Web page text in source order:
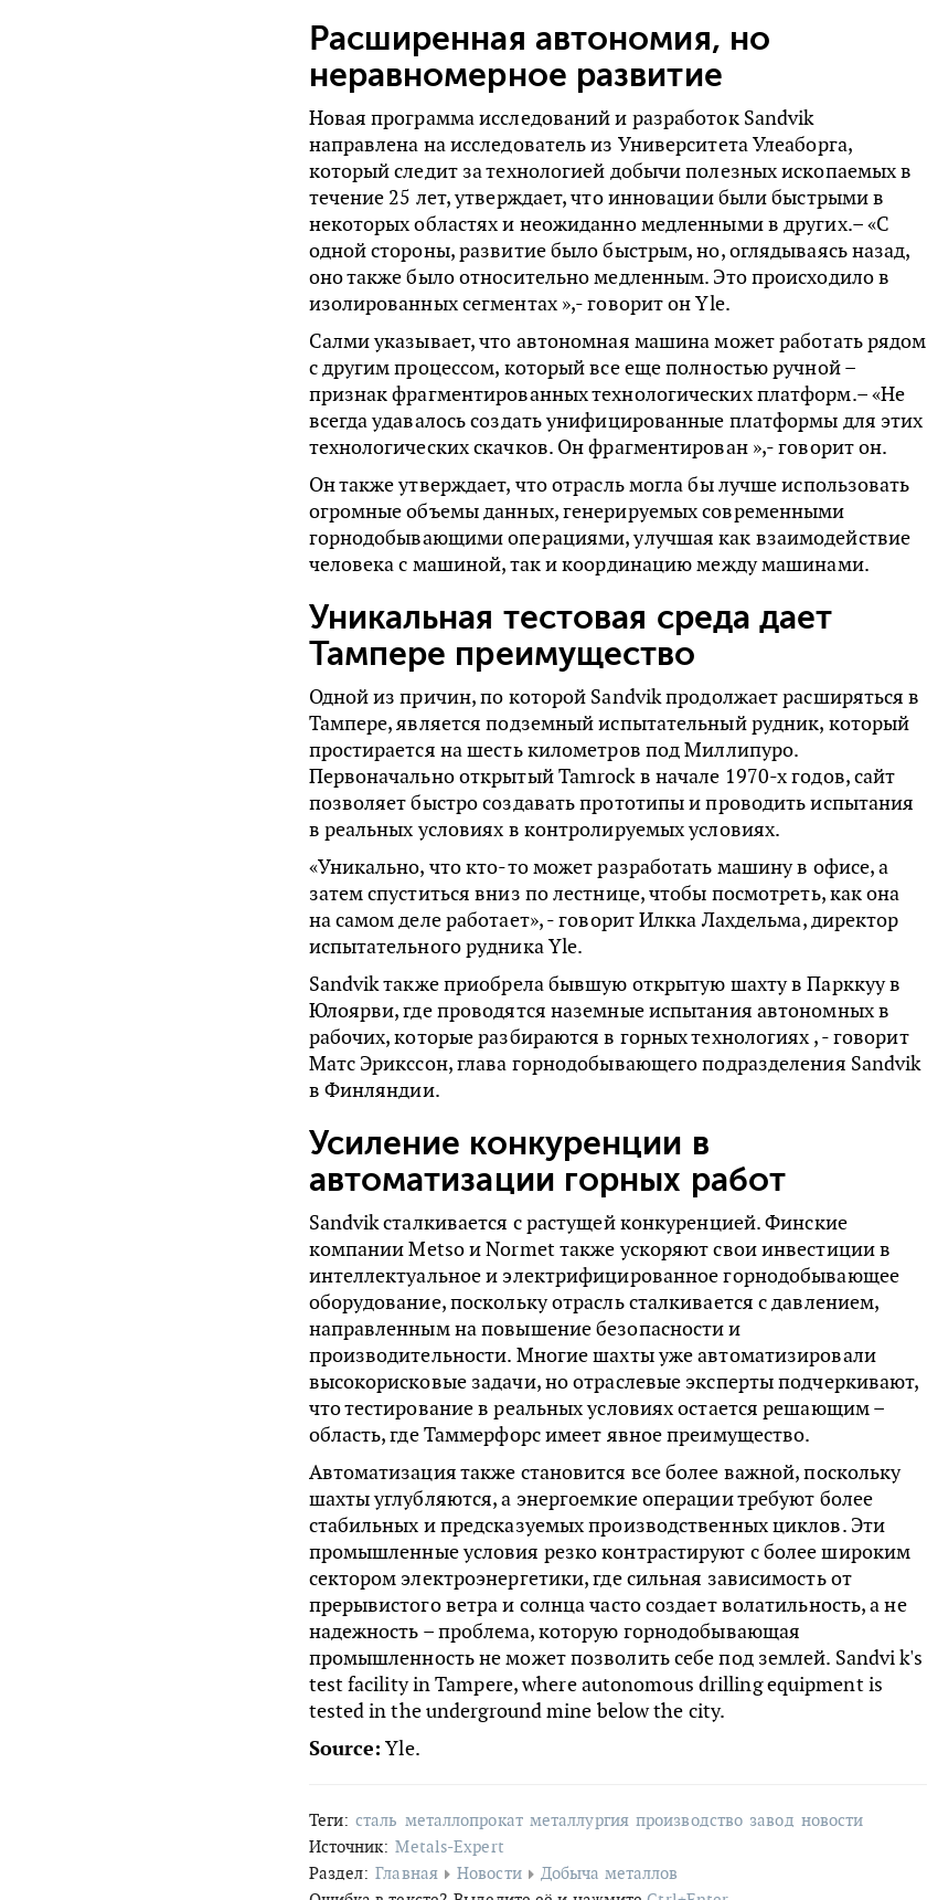
Расширенная автономия, но
неравномерное развитие
Новая программа исследований и разработок Sandvik
направлена на исследователь из Университета Улеаборга,
который следит за технологией добычи полезных ископаемых в
течение 25 лет, утверждает, что инновации были быстрыми в
некоторых областях и неожиданно медленными в других.– «С
одной стороны, развитие было быстрым, но, оглядываясь назад,
оно также было относительно медленным. Это происходило в
изолированных сегментах »,- говорит он Yle.
Салми указывает, что автономная машина может работать рядом
с другим процессом, который все еще полностью ручной –
признак фрагментированных технологических платформ.– «Не
всегда удавалось создать унифицированные платформы для этих
технологических скачков. Он фрагментирован »,- говорит он.
Он также утверждает, что отрасль могла бы лучше использовать
огромные объемы данных, генерируемых современными
горнодобывающими операциями, улучшая как взаимодействие
человека с машиной, так и координацию между машинами.
Уникальная тестовая среда дает
Тампере преимущество
Одной из причин, по которой Sandvik продолжает расширяться в
Тампере, является подземный испытательный рудник, который
простирается на шесть километров под Миллипуро.
Первоначально открытый Tamrock в начале 1970-х годов, сайт
позволяет быстро создавать прототипы и проводить испытания
в реальных условиях в контролируемых условиях.
«Уникально, что кто-то может разработать машину в офисе, а
затем спуститься вниз по лестнице, чтобы посмотреть, как она
на самом деле работает», - говорит Илкка Лахдельма, директор
испытательного рудника Yle.
Sandvik также приобрела бывшую открытую шахту в Парккуу в
Юлоярви, где проводятся наземные испытания автономных в
рабочих, которые разбираются в горных технологиях , - говорит
Матс Эрикссон, глава горнодобывающего подразделения Sandvik
в Финляндии.
Усиление конкуренции в
автоматизации горных работ
Sandvik сталкивается с растущей конкуренцией. Финские
компании Metso и Normet также ускоряют свои инвестиции в
интеллектуальное и электрифицированное горнодобывающее
оборудование, поскольку отрасль сталкивается с давлением,
направленным на повышение безопасности и
производительности. Многие шахты уже автоматизировали
высокорисковые задачи, но отраслевые эксперты подчеркивают,
что тестирование в реальных условиях остается решающим –
область, где Таммерфорс имеет явное преимущество.
Автоматизация также становится все более важной, поскольку
шахты углубляются, а энергоемкие операции требуют более
стабильных и предсказуемых производственных циклов. Эти
промышленные условия резко контрастируют с более широким
сектором электроэнергетики, где сильная зависимость от
прерывистого ветра и солнца часто создает волатильность, а не
надежность – проблема, которую горнодобывающая
промышленность не может позволить себе под землей. Sandvi k's
test facility in Tampere, where autonomous drilling equipment is
tested in the underground mine below the city.
Source: Yle.
Теги: сталь металлопрокат металлургия производство завод новости
Источник: Metals-Expert
Раздел: Главная Новости
Добыча металлов